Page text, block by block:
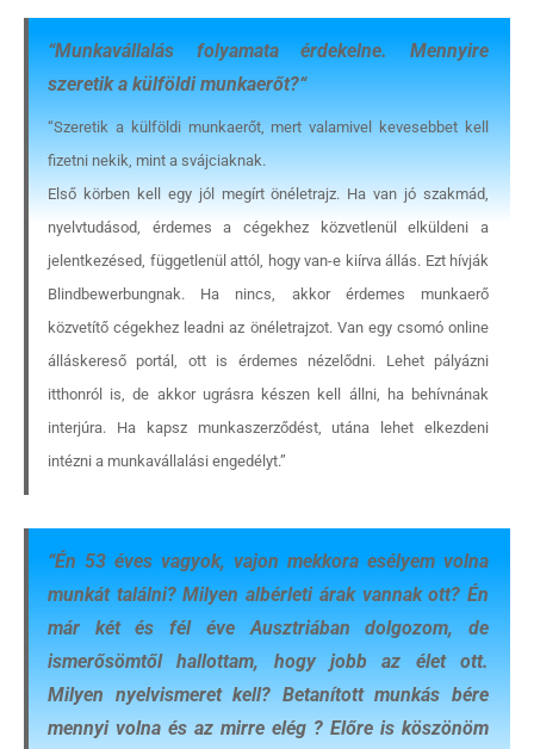
“Munkavállalás folyamata érdekelne. Mennyire
szeretik a külföldi munkaerőt?“
“Szeretik a külföldi munkaerőt, mert valamivel kevesebbet kell
fizetni nekik, mint a svájciaknak.
Első körben kell egy jól megírt önéletrajz. Ha van jó szakmád,
nyelvtudásod, érdemes a cégekhez közvetlenül elküldeni a
jelentkezésed, függetlenül attól, hogy van-e kiírva állás. Ezt hívják
Blindbewerbungnak. Ha nincs, akkor érdemes munkaerő
közvetítő cégekhez leadni az önéletrajzot. Van egy csomó online
álláskereső portál, ott is érdemes nézelődni. Lehet pályázni
itthonról is, de akkor ugrásra készen kell állni, ha behívnának
interjúra. Ha kapsz munkaszerződést, utána lehet elkezdeni
intézni a munkavállalási engedélyt.”
“Én 53 éves vagyok, vajon mekkora esélyem volna
munkát találni? Milyen albérleti árak vannak ott? Én
már két és fél éve Ausztriában dolgozom, de
ismerősömtől hallottam, hogy jobb az élet ott.
Milyen nyelvismeret kell? Betanított munkás bére
mennyi volna és az mirre elég ? Előre is köszönöm